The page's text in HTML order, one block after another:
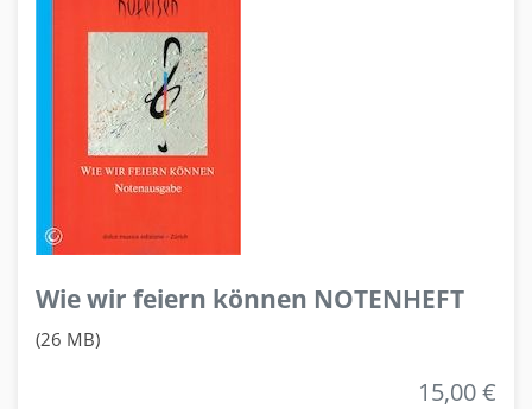
Wie wir feiern können NOTENHEFT
(26 MB)
15,00 €